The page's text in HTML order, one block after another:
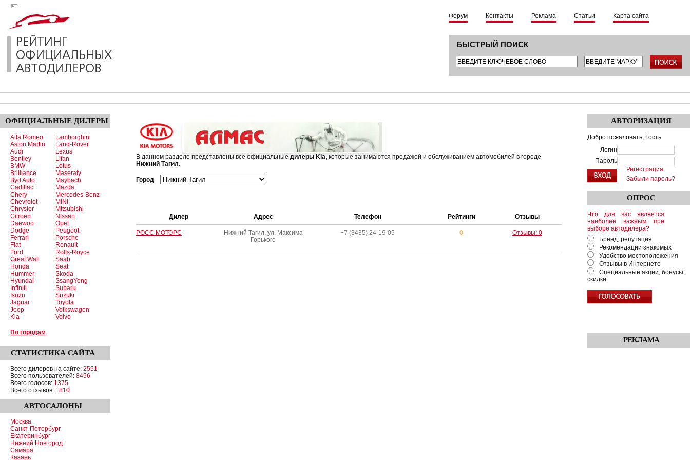
Форум Контакты Реклама Статьи Карта сайта
БЫСТРЫЙ ПОИСК
ОФИЦИАЛЬНЫЕ ДИЛЕРЫ
Alfa Romeo
Aston Martin
Audi
Bentley
BMW
Brilliance
Byd Auto
Cadillac
Chery
Chevrolet
Chrysler
Citroen
Daewoo
Dodge
Ferrari
Fiat
Ford
Great Wall
Honda
Hummer
Hyundai
Infiniti
Isuzu
Jaguar
Jeep
Kia
Lamborghini
Land-Rover
Lexus
Lifan
Lotus
Maseraty
Maybach
Mazda
Mercedes-Benz
MINI
Mitsubishi
Nissan
Opel
Peugeot
Porsche
Renault
Rolls-Royce
Saab
Seat
Skoda
SsangYong
Subaru
Suzuki
Toyota
Volkswagen
Volvo
По городам
СТАТИСТИКА САЙТА
Всего дилеров на сайте: 2551
Всего пользователей: 8456
Всего голосов: 1375
Всего отзывов: 1810
АВТОСАЛОНЫ
Москва
Санкт-Петербург
Екатеринбург
Нижний Новгород
Самара
Казань
АВТОРИЗАЦИЯ
Добро пожаловать, Гость
Логин
Пароль
Регистрация
Забыли пароль?
ОПРОС
Что для вас является
наиболее важным при
выборе автодилера?
Бренд, репутация
Рекомендации знакомых
Удобство местоположения
Отзывы в Интернете
Специальные акции, бонусы,
скидки
РЕКЛАМА
В данном разделе представлены все официальные дилеры Kia, которые занимаются продажей и обслуживанием автомобилей в городе
Нижний Тагил.
Город
Дилер Адрес Телефон Рейтинги Отзывы
РОСС МОТОРС
Нижний Тагил, ул. Максима
Горького
+7 (3435) 24-19-05 0 Отзывы: 0